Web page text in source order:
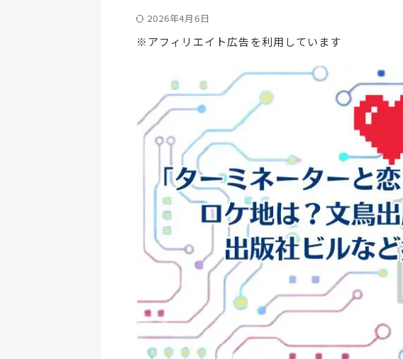
2026年4月6日
※アフィリエイト広告を利用しています